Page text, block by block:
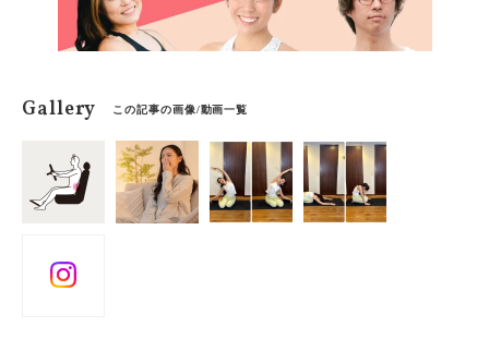
Gallery この記事の画像/動画一覧